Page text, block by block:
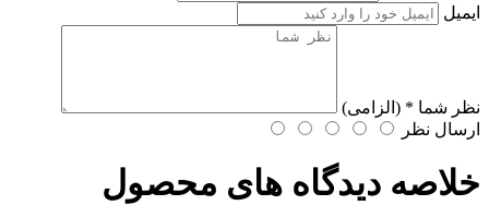
ایمیل
نظر شما * (الزامی)
ارسال نظر
خلاصه دیدگاه های محصول